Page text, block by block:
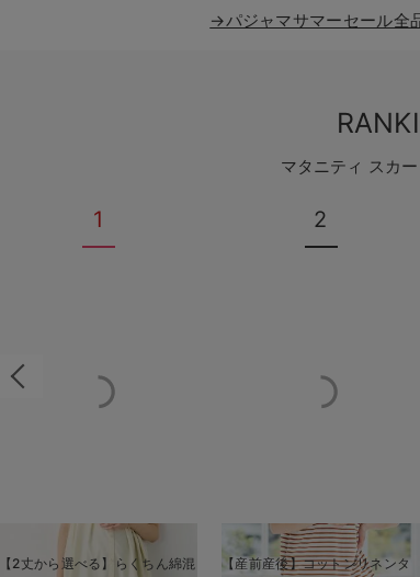
→パジャマサマーセール全
マタニティ スカ
1
【2丈から選べる】らくちん綿混
2
【産前産後】コットンリネンタ